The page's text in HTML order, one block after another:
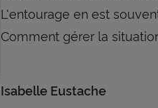
L'entourage en est
Comment gérer la
Isabelle Eustache